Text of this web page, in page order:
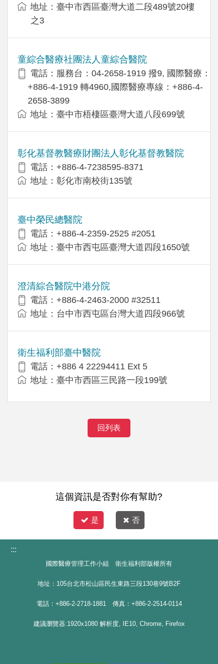
地址：臺中市西區臺灣大道二段489號20樓
之3
童綜合醫療社團法人童綜合醫院
電話：服務台：04-2658-1919 撥9, 國際醫療：
+886-4-1919 轉4960,國際醫療專線：+886-4-
2658-3899
地址：臺中市梧棲區臺灣大道八段699號
彰化基督教醫療財團法人彰化基督教醫院
電話：+886-4-7238595-8371
地址：彰化市南校街135號
臺中榮民總醫院
電話：+886-4-2359-2525 #2051
地址：臺中市西屯區臺灣大道四段1650號
澄清綜合醫院中港分院
電話：+886-4-2463-2000 #32511
地址：台中市西屯區台灣大道四段966號
衛生福利部臺中醫院
電話：+886 4 22294411 Ext 5
地址：臺中市西區三民路一段199號
回列表
這個資訊是否對你有幫助?
是 否
:::
國際醫療管理工作小組 衛生福利部版權所有
地址：105台北市松山區民生東路三段130巷9號B2F
電話：+886-2-2718-1881 傳真：+886-2-2514-0114
建議瀏覽器:1920x1080 解析度, IE10, Chrome, Firefox